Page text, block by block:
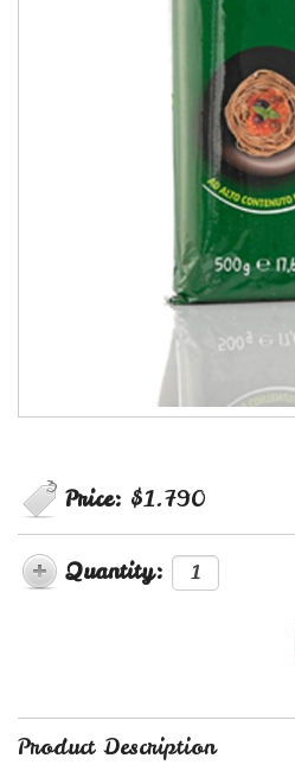
Price: $1.790
Quantity:
Product Description